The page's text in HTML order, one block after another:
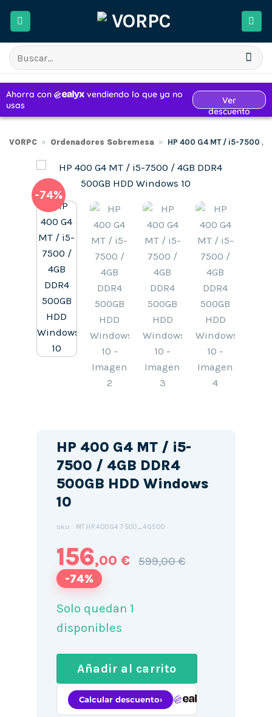
Buscar
por:
VORPC » Ordenadores Sobremesa » HP 400 G4 MT / i5-7500 /
-74%
HP 400 G4 MT / i5-
7500 / 4GB DDR4
500GB HDD Windows
10
SKU: MT.HP.400G4.7500_4G500
156,00 € 599,00 €
-74%
Solo quedan 1
disponibles
Añadir al carrito